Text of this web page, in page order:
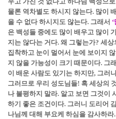
물론 역차별도 하시지 않는다. 많이
을 수 없다 하시지도 않는다. 그래서
은 백성들 중에도 많이 배우고 많이
지는 않다는 거다. 왜 그렇는가? 세
집착하고 눈이 멀어서 눈에 보이지
지 않을 가능성이 크기 때문이다. 그
이 배운 사람도 있기는 하지만, 그러
그러므로 우리 성도님들! 혹 세상의
나 불평하지 말라. 알고 보면 그것이
하기 좋은 조건이다. 그러니 도리어
나님께 대해 부요케 하심을 감사하라.